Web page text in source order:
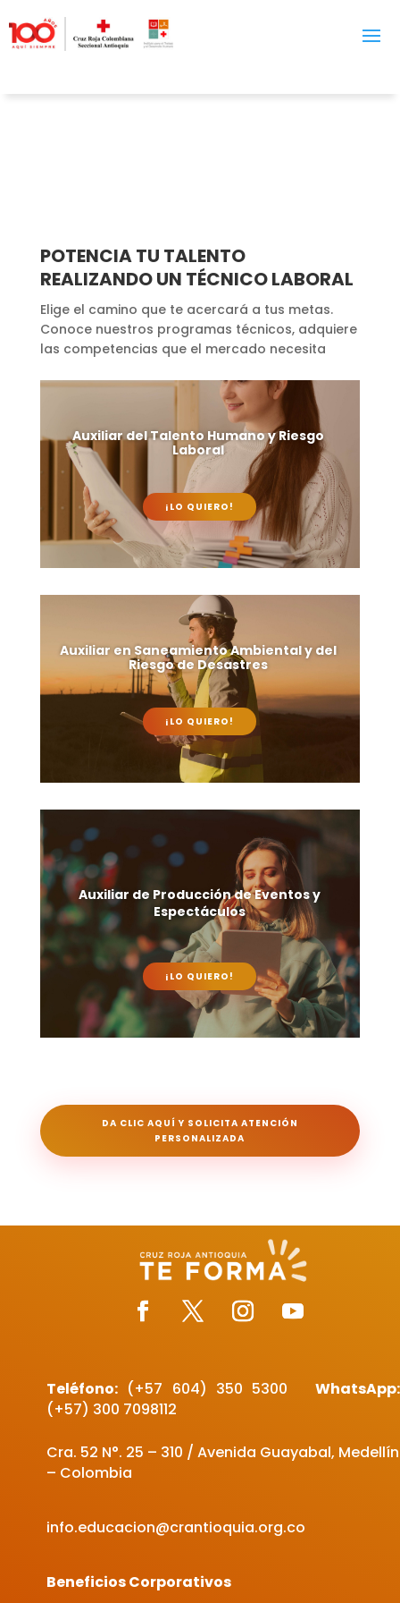
POTENCIA TU TALENTO
REALIZANDO UN TÉCNICO LABORAL
Elige el camino que te acercará a tus metas.
Conoce nuestros programas técnicos, adquiere
las competencias que el mercado necesita
Auxiliar del Talento Humano y Riesgo
Laboral
¡LO QUIERO!
Auxiliar en Saneamiento Ambiental y del
Riesgo de Desastres
¡LO QUIERO!
Auxiliar de Producción de Eventos y
Espectáculos
¡LO QUIERO!
DA CLIC AQUÍ Y SOLICITA ATENCIÓN
PERSONALIZADA
Teléfono: (+57 604) 350 5300
WhatsApp:
(+57) 300 7098112
Cra. 52 N°. 25 – 310 / Avenida Guayabal, Medellín
– Colombia
info.educacion@crantioquia.org.co
Beneficios Corporativos